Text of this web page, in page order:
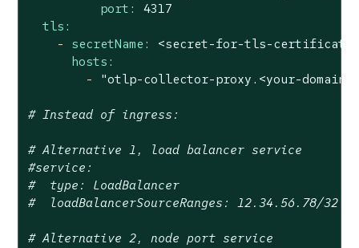
port:
4317
tls:
-
secretName:
<secret-for-tls-certificate>
hosts:
-
"otlp-collector-proxy.<your-domain>"
# Instead of ingress:
# Alternative 1, load balancer service
#service:
#  type: LoadBalancer
#  loadBalancerSourceRanges: 12.34.56.78/32
# Alternative 2, node port service